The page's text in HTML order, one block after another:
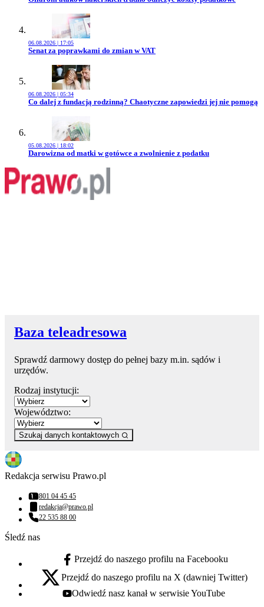
06.08.2026 | 17:05
Przejdź do artykułu:
Senat za poprawkami do zmian w VAT
06.08.2026 | 05:34
Przejdź do artykułu:
Co dalej z fundacją rodzinną? Chaotyczne zapowiedzi jej nie pomogą
05.08.2026 | 18:02
Przejdź do artykułu:
Darowizna od matki w gotówce a zwolnienie z podatku
Baza teleadresowa
Sprawdź darmowy dostęp do pełnej bazy m.in. sądów i
urzędów.
Rodzaj instytucji:
Województwo:
Szukaj danych kontaktowych
Redakcja serwisu Prawo.pl
Numer telefonu:
801 04 45 45
Adres email:
redakcja@prawo.pl
Numer telefonu:
22 535 88 00
Śledź nas
facebook - otwiera się w nowej karcie
Przejdź do naszego profilu na Facebooku
x - otwiera się w nowej karcie
Przejdź do naszego profilu na X (dawniej Twitter)
youtube - otwiera się w nowej karcie
Odwiedź nasz kanał w serwisie YouTube